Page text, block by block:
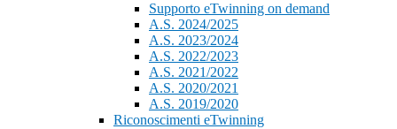
Supporto eTwinning on demand
A.S. 2024/2025
A.S. 2023/2024
A.S. 2022/2023
A.S. 2021/2022
A.S. 2020/2021
A.S. 2019/2020
Riconoscimenti eTwinning